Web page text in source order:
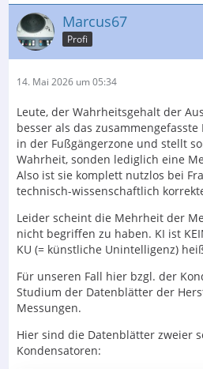
Marcus67
Profi
14. Mai 2026 um 05:34
Leute, der Wahrheitsgehalt der
besser als das
in der Fußgängerzone und stellt
Wahrheit, sonden lediglich eine
Also ist sie komplett nutzlos bei
technisch-wissenschaftlich
Leider scheint die Mehrheit der
nicht begriffen zu haben. KI ist
KU (= künstliche Unintelligenz)
Für unseren Fall hier bzgl. der
Studium der Datenblätter der
Messungen.
Hier sind die Datenblätter zweier
Kondensatoren: